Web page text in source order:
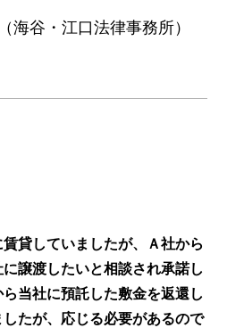
谷・江口法律事務所）
貸していましたが、Ａ社から
譲渡したいと相談され承諾し
当社に預託した敷金を返還し
たが、応じる必要があるので